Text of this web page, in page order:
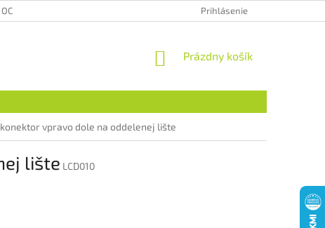
OCHRANA OSOBNÝCH ÚDAJOV HODNOTENIE OBCHODU
Prihlásenie
NÁKUPNÝ
Prázdny košík
konektor vpravo dole na oddelenej lište
lište LCD010